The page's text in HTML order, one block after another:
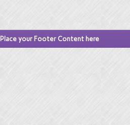
Place your Footer Content here